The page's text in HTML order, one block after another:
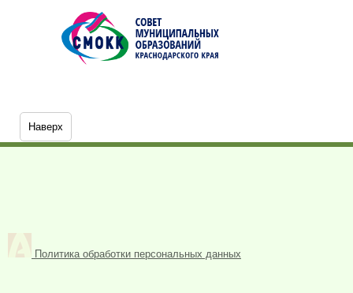
Наверх
Политика обработки персональных данных